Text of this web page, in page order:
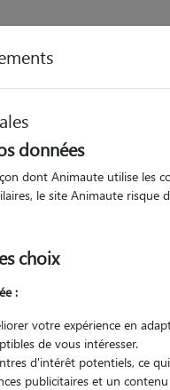
données
dont Animaute utilise les
le site Animaute risque
choix
:
votre expérience en
de vous intéresser.
d'intérêt potentiels, ce
publicitaires et un